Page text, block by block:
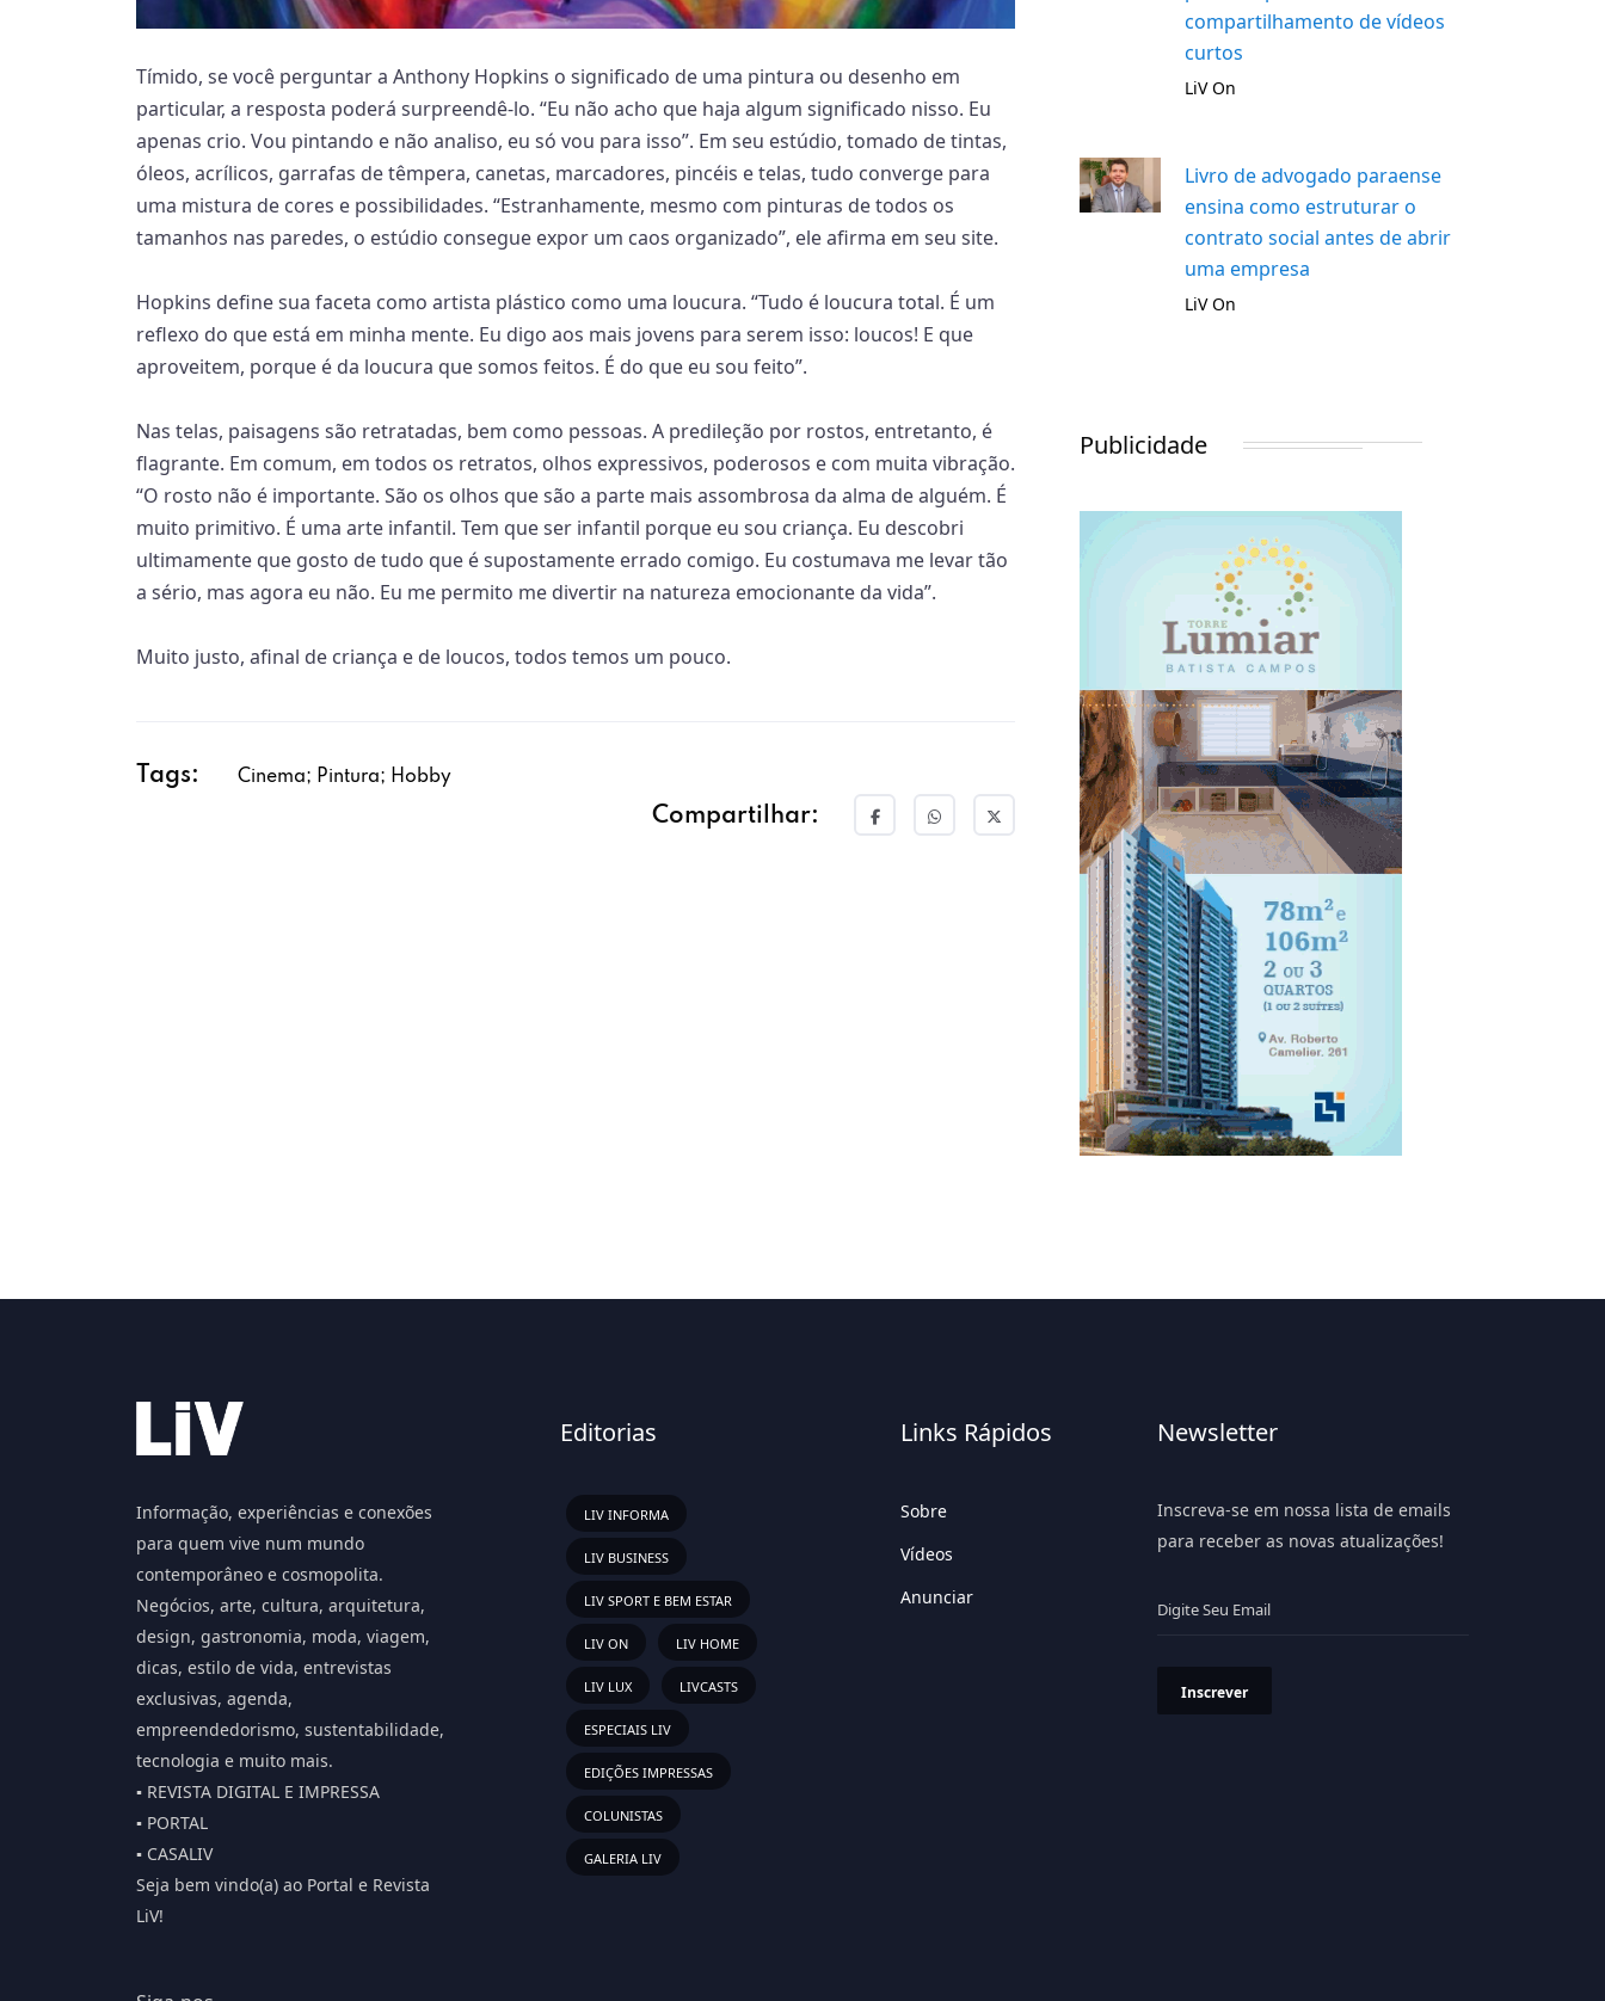
Tímido, se você perguntar a Anthony Hopkins o significado de uma pintura ou desenho em
particular, a resposta poderá surpreendê-lo. “Eu não acho que haja algum significado nisso. Eu
apenas crio. Vou pintando e não analiso, eu só vou para isso”. Em seu estúdio, tomado de tintas,
óleos, acrílicos, garrafas de têmpera, canetas, marcadores, pincéis e telas, tudo converge para
uma mistura de cores e possibilidades. “Estranhamente, mesmo com pinturas de todos os
tamanhos nas paredes, o estúdio consegue expor um caos organizado”, ele afirma em seu site.
Hopkins define sua faceta como artista plástico como uma loucura. “Tudo é loucura total. É um
reflexo do que está em minha mente. Eu digo aos mais jovens para serem isso: loucos! E que
aproveitem, porque é da loucura que somos feitos. É do que eu sou feito”.
Nas telas, paisagens são retratadas, bem como pessoas. A predileção por rostos, entretanto, é
flagrante. Em comum, em todos os retratos, olhos expressivos, poderosos e com muita vibração.
“O rosto não é importante. São os olhos que são a parte mais assombrosa da alma de alguém. É
muito primitivo. É uma arte infantil. Tem que ser infantil porque eu sou criança. Eu descobri
ultimamente que gosto de tudo que é supostamente errado comigo. Eu costumava me levar tão
a sério, mas agora eu não. Eu me permito me divertir na natureza emocionante da vida”.
Muito justo, afinal de criança e de loucos, todos temos um pouco.
Tags: Cinema; Pintura; Hobby
Compartilhar:
compartilhamento de vídeos
curtos
LiV On
Livro de advogado paraense
ensina como estruturar o
contrato social antes de abrir
uma empresa
LiV On
Publicidade
Informação, experiências e conexões
para quem vive num mundo
contemporâneo e cosmopolita.
Negócios, arte, cultura, arquitetura,
design, gastronomia, moda, viagem,
dicas, estilo de vida, entrevistas
exclusivas, agenda,
empreendedorismo, sustentabilidade,
tecnologia e muito mais.
▪️ REVISTA DIGITAL E IMPRESSA
▪️ PORTAL
▪️ CASALIV
Seja bem vindo(a) ao Portal e Revista
LiV!
Editorias
LIV INFORMA
LIV BUSINESS
LIV SPORT E BEM ESTAR
LIV ON LIV HOME
LIV LUX LIVCASTS
ESPECIAIS LIV
EDIÇÕES IMPRESSAS
COLUNISTAS
GALERIA LIV
Links Rápidos
Sobre
Vídeos
Anunciar
Newsletter
Inscreva-se em nossa lista de emails
para receber as novas atualizações!
Inscrever